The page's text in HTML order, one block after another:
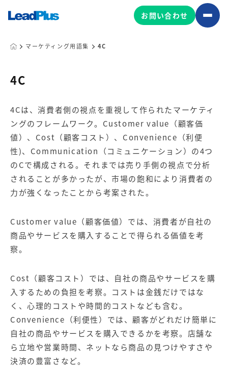
Web制作
マーケティングコンサルティング
コンテンツ制作
マーケティング基盤
マーケティング基盤の製品
Leadplus One MyFolio
サイトアクセス解析ダッシュ
ボード
HubSpot導入・運用
【店舗型ビジネス向け】エリ
ア
マーケティングサービス
【金融機関向け】マーケティ
ング
グ
サービス
ビス（LINE）
広告プロモーションの製品
【クリニック向け】新規集患
Web広告サービス
【歯科業界向け】新規集患
Web広告パッケージ
お問い合わせ
マーケティング用語集 4C
4C
4Cは、消費者側の視点を重視して作られたマーケティ
ングのフレームワーク。Customer value（顧客価
値）、Cost（顧客コスト）、Convenience（利便
性)、Communication（コミュニケーション）の4つ
のCで構成される。それまでは売り手側の視点で分析
されることが多かったが、市場の飽和により消費者の
力が強くなったことから考案された。
Customer value（顧客価値）では、消費者が自社の
商品やサービスを購入することで得られる価値を考
察。
Cost（顧客コスト）では、自社の商品やサービスを購
入するための負担を考察。コストは金銭だけではな
く、心理的コストや時間的コストなども含む。
Convenience（利便性）では、顧客がどれだけ簡単に
自社の商品やサービスを購入できるかを考察。店舗な
ら立地や営業時間、ネットなら商品の見つけやすさや
決済の豊富さなど。